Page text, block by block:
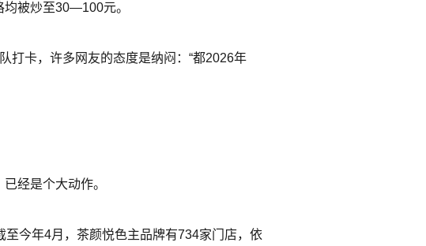
被炒至30—100元。
打卡，许多网友的态度是纳闷：“都2026年
经是个大动作。
今年4月，茶颜悦色主品牌有734家门店，依